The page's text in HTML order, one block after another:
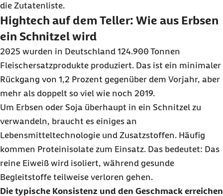
die Zutatenliste.
Hightech auf dem Teller: Wie aus Erbsen
ein Schnitzel wird
2025 wurden in Deutschland 124.900 Tonnen
Fleischersatzprodukte produziert. Das ist ein minimaler
Rückgang von 1,2 Prozent gegenüber dem Vorjahr, aber
mehr als doppelt so viel wie noch 2019.
Um Erbsen oder Soja überhaupt in ein Schnitzel zu
verwandeln, braucht es einiges an
Lebensmitteltechnologie und Zusatzstoffen. Häufig
kommen Proteinisolate zum Einsatz. Das bedeutet: Das
reine Eiweiß wird isoliert, während gesunde
Begleitstoffe teilweise verloren gehen.
Die typische Konsistenz und den Geschmack erreichen